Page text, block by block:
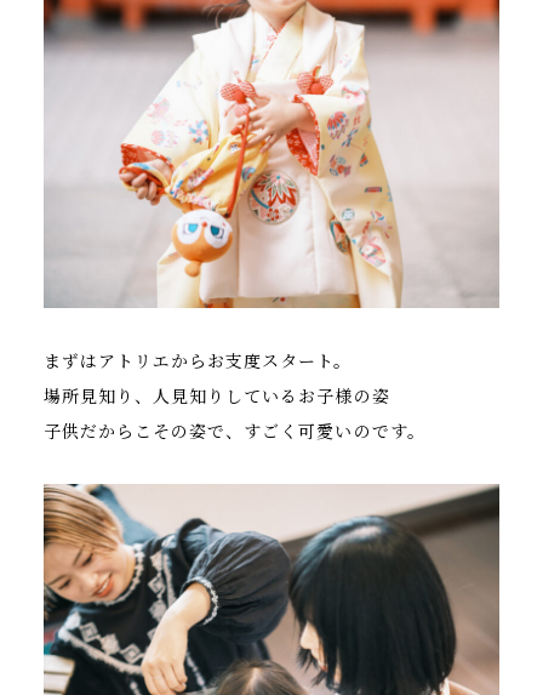
まずはアトリエからお支度スタート。
場所見知り、人見知りしているお子様の姿
子供だからこその姿で、すごく可愛いのです。